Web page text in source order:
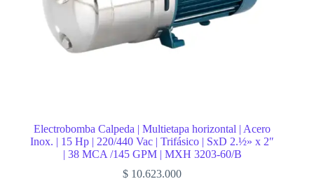
Electrobomba Calpeda | Multietapa horizontal | Acero
Inox. | 15 Hp | 220/440 Vac | Trifásico | SxD 2.½» x 2″
| 38 MCA /145 GPM | MXH 3203-60/B
$ 10.623.000